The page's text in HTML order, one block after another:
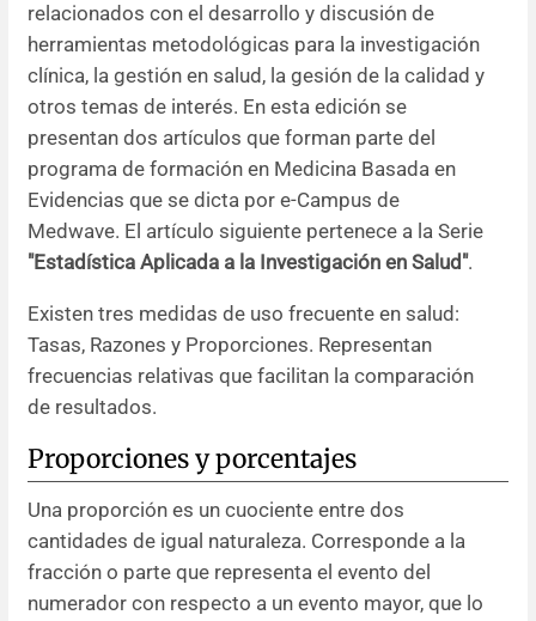
Políticas editoriales
Instrucciones para autores
Patrocinadores y financiamiento
Editores
Comité editorial
relacionados con el desarrollo y discusión de
herramientas metodológicas para la investigación
clínica, la gestión en salud, la gesión de la calidad y
otros temas de interés. En esta edición se
presentan dos artículos que forman parte del
programa de formación en Medicina Basada en
Evidencias que se dicta por e-Campus de
Medwave. El artículo siguiente pertenece a la Serie
"Estadística Aplicada a la Investigación en Salud".
Existen tres medidas de uso frecuente en salud:
Tasas, Razones y Proporciones. Representan
frecuencias relativas que facilitan la comparación
de resultados.
Proporciones y porcentajes
Una proporción es un cuociente entre dos
cantidades de igual naturaleza. Corresponde a la
fracción o parte que representa el evento del
numerador con respecto a un evento mayor, que lo